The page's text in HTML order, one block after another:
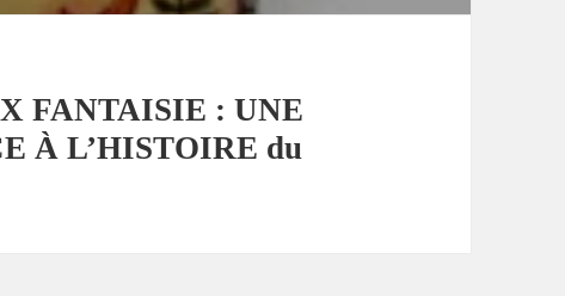
FANTAISIE : UNE
À L’HISTOIRE du